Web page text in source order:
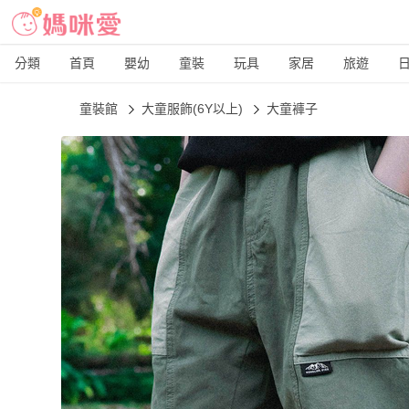
分類 首頁 嬰幼 童裝 玩具 家居 旅遊
童裝館 大童服飾(6Y以上) 大童褲子